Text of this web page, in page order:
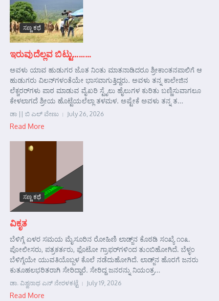
ಸಣ್ಣ ಕಥೆ
ಇರುವುದೆಲ್ಲವ ಬಿಟ್ಟು………
ಅವಳು ಯಾವ ಹುಡುಗರ ಜೊತ ನಿಂತು ಮಾತನಾಡಿದರೂ ಶ್ರೀಕಾಂತನಪಾಲಿಗೆ ಆ
ಹುಡುಗರು ವಿಲನ್‌ಗಳಂತೆಯೇ ಭಾಸವಾಗುತ್ತಿದ್ದರು. ಅವಳು ತನ್ನ ಕಾಲೇಜಿನ
ಲೆಕ್ಚರರ್‌ಗಳು ಪಾಠ ಮಾಡುವ ವೈಖರಿ ಸ್ಟೈಲು ಹೈಲುಗಳ ಕುರಿತು ಬಣ್ಣಿಸುವಾಗಲೂ
ಕೇಳಲಾಗದೆ ಶ್ರೀಯ ಹೊಟ್ಟೆಯಲೆಲ್ಲಾ ತಳಮಳ. ಅಷ್ಟೇಕೆ ಅವಳು ತನ್ನ ತ...
ಡಾ || ಬಿ ಎಲ್ ವೇಣು July 26, 2026
Read More
ಸಣ್ಣ ಕಥೆ
ವಿಕೃತ
ಬೆಳಿಗ್ಗೆ ಏಳರ ಸಮಯ ಮೈಸೂರಿನ ರೋಹಿಣಿ ಲಾಡ್ಜ್‌ನ ಕೊಠಡಿ ಸಂಖ್ಯೆ ೧೦೩.
ಪೋಲೀಸರು, ಪತ್ರಕರ್ತರು, ಫೊಟೋ ಗ್ರಾಫರ್‌ಗಳಿಂದ ತುಂಬಿಹೋಗಿದೆ. ಬೆಳ್ಳಂ
ಬೆಳಿಗ್ಗೆಯೇ ಯುವತಿಯೊಬ್ಬಳ ಕೊಲೆ ನಡೆದುಹೋಗಿದೆ. ಲಾಡ್ಜ್‌ನ ಹೊರಗೆ ಜನರು
ಕುತೂಹಲಭರಿತರಾಗಿ ಸೇರಿದ್ದಾರೆ. ಸೇರಿದ್ದ ಜನರನ್ನು ನಿಯಂತ್ರ...
ಡಾ. ವಿಶ್ವನಾಥ ಎನ್ ನೇರಳಕಟ್ಟೆ July 19, 2026
Read More